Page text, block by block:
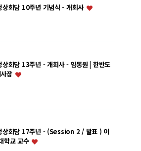
상회담 10주년 기념식 - 개회사
상회담 13주년 - 개회사 - 임동원 | 한반도
장
상회담 17주년 - (Session 2 / 발표 ) 이
학교 교수